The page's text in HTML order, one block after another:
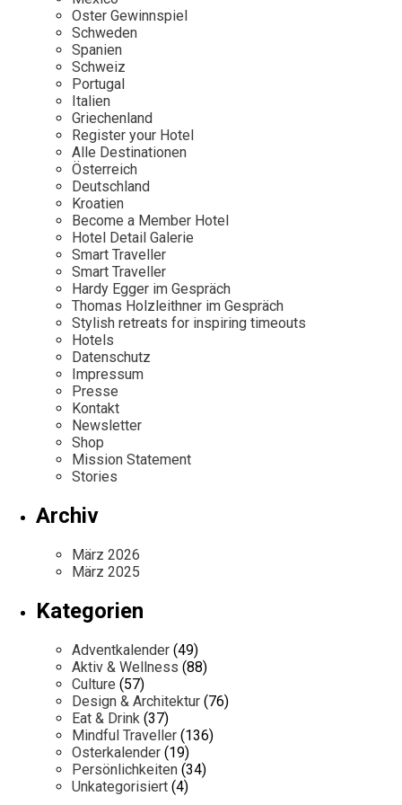
Mexico
Niederlande
Österreich
Portugal
Schweden
Spanien
Schweiz
Persönlichkeiten
Our Story
Career
Kontakt
Impressum
Oster Gewinnspiel
Schweden
Spanien
Schweiz
Portugal
Italien
Griechenland
Register your Hotel
Alle Destinationen
Österreich
Deutschland
Kroatien
Become a Member Hotel
Hotel Detail Galerie
Smart Traveller
Smart Traveller
Hardy Egger im Gespräch
Thomas Holzleithner im Gespräch
Stylish retreats for inspiring timeouts
Hotels
Datenschutz
Impressum
Presse
Kontakt
Newsletter
Shop
Mission Statement
Stories
Archiv
März 2026
März 2025
Kategorien
Adventkalender (49)
Aktiv & Wellness (88)
Culture (57)
Design & Architektur (76)
Eat & Drink (37)
Mindful Traveller (136)
Osterkalender (19)
Persönlichkeiten (34)
Unkategorisiert (4)